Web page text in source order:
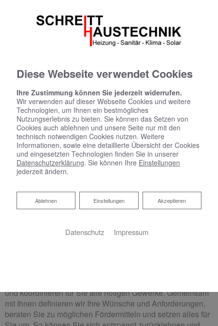
Ihr Partner für Öl- und
Gasheizungen
und koordinieren für Sie alle nötigen Gewerke. Gemeinsam
mit Ihnen definieren wir Ihre Wünsche und Anforderungen,
beraten Sie zu möglichen Fördermitteln und setzen alles für
Diese Webseite verwendet Cookies
Ihre Zustimmung können Sie jederzeit widerrufen.
Wir verwenden auf dieser Webseite Cookies und weitere
Technologien, um Ihnen ein bestmögliches
Nutzungserlebnis zu bieten. Sie können das Setzen von
Cookies auch ablehnen und unsere Seite nur mit den
technisch notwendigen Cookies nutzen. Weitere
Informationen, sowie eine detaillierte Übersicht der Cookies
und eingesetzten Technologien finden Sie in unserer
Datenschutzerklärung. Sie können Ihre Einstellungen
jederzeit ändern.
Akzeptieren
Einstellungen
Ablehnen
Ablehnen
Datenschutz Impressum